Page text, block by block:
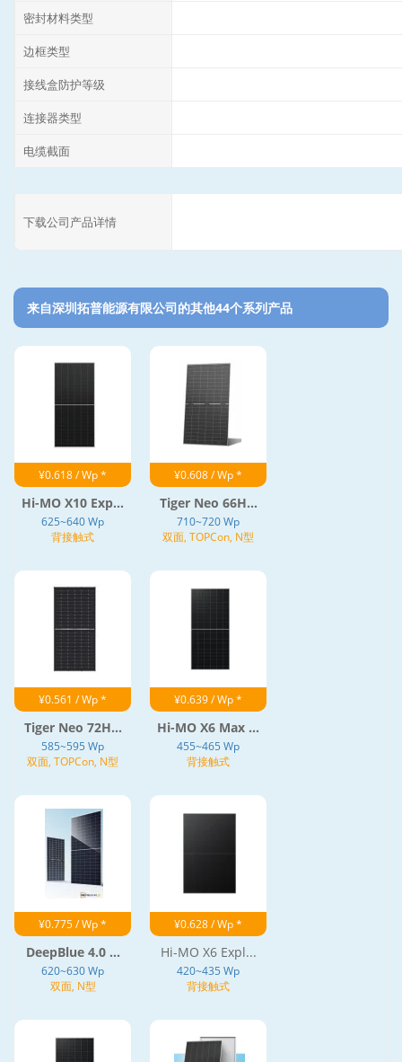
密封材料类型
边框类型
接线盒防护等级
连接器类型
电缆截面
下载公司产品详情
来自深圳拓普能源有限公司的其他44个系列产品‎
¥0.618 / Wp *
Hi-MO X10 Exp...
625~640 Wp
背接触式
¥0.608 / Wp *
Tiger Neo 66H...
710~720 Wp
双面, TOPCon, N型
¥0.561 / Wp *
Tiger Neo 72H...
585~595 Wp
双面, TOPCon, N型
¥0.639 / Wp *
Hi-MO X6 Max ...
455~465 Wp
背接触式
¥0.775 / Wp *
DeepBlue 4.0 ...
620~630 Wp
双面, N型
¥0.628 / Wp *
Hi-MO X6 Expl...
420~435 Wp
背接触式